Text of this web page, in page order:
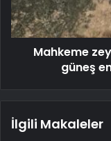
Mahkeme
güneş
İlgili Makaleler